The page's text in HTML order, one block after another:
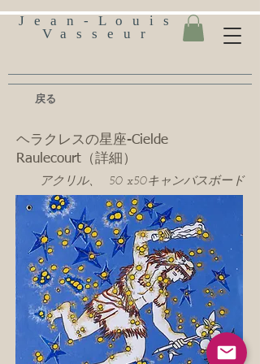
Jean-Louis
Vasseur
戻る
ヘラクレスの星座-Cielde
Raulecourt（詳細）
アクリル、 50 x50キャンバスボード